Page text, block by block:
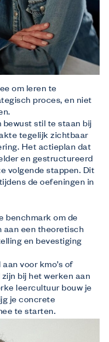
om leren te
proces, en niet
bewust stil te staan bij
tegelijk zichtbaar
Het actieplan dat
en gestructureerd
volgende stappen. Dit
de oefeningen in
benchmark om de
aan een theoretisch
en bevestiging
voor kmo’s of
bij het werken aan
leercultuur bouw je
je concrete
te starten.